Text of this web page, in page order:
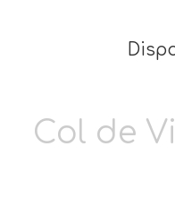
Col de